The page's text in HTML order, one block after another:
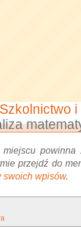
Szkolnictwo
powinna
przejdź do
swoich wpisów.